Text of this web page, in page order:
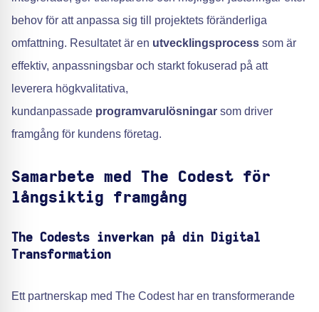
behov för att anpassa sig till projektets föränderliga
omfattning. Resultatet är en utvecklingsprocess som är
effektiv, anpassningsbar och starkt fokuserad på att
leverera högkvalitativa,
kundanpassade programvarulösningar som driver
framgång för kundens företag.
Samarbete med The Codest för
långsiktig framgång
The Codests inverkan på din Digital
Transformation
Ett partnerskap med The Codest har en transformerande